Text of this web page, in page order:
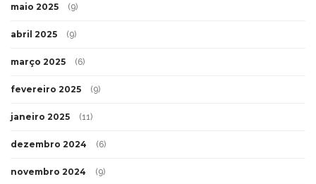
maio 2025 (9)
abril 2025 (9)
março 2025 (6)
fevereiro 2025 (9)
janeiro 2025 (11)
dezembro 2024 (6)
novembro 2024 (9)